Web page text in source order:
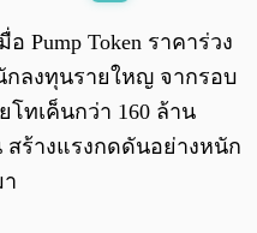
Pump Token ราคาร่วง
กลงทุนรายใหญ จากรอบ
โทเค็นกว่า 160 ล้าน
สร้างแรงกดดันอย่างหนัก